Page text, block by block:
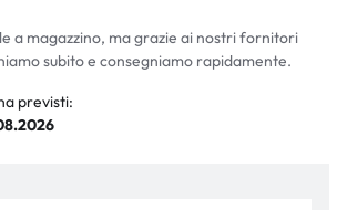
a magazzino, ma grazie ai nostri fornitori
subito e consegniamo rapidamente.
previsti: